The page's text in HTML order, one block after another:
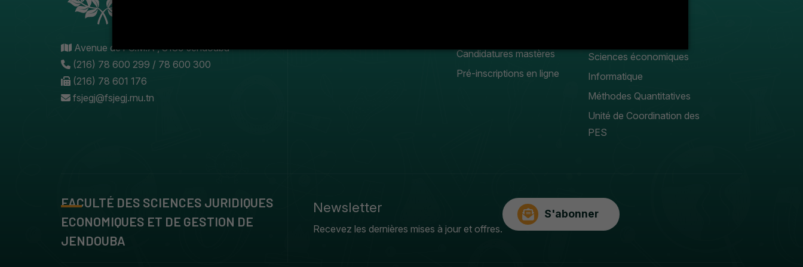
Avenue de l'U.M.A , 8189 Jendouba
(216) 78 600 299 / 78 600 300
(216) 78 601 176
fsjegj@fsjegj.rnu.tn
Candidatures mastères
Pré-inscriptions en ligne
Sciences économiques
Informatique
Méthodes Quantitatives
Unité de Coordination des
PES
FACULTÉ DES SCIENCES JURIDIQUES
ECONOMIQUES ET DE GESTION DE
JENDOUBA
Newsletter
Recevez les dernières mises à jour et offres.
S'abonner